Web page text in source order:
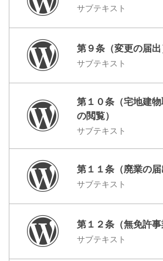
サブテキスト
第９条（変更の届出
サブテキスト
第１０条（宅地建
の閲覧）
サブテキスト
第１１条（廃業の届
サブテキスト
第１２条（無免許事
サブテキスト